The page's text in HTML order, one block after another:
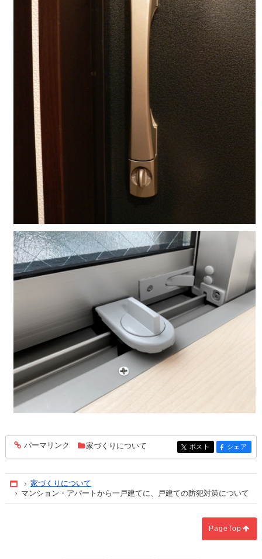
entry164
パーマリンク 家づくりについて entry164
ポスト entry164
シェア
Home
家づくりについて
マンション・アパートから一戸建てに、戸建ての防犯対策について
PageTop